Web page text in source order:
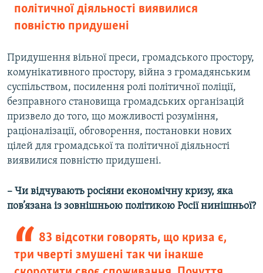
політичної діяльності виявилися
повністю придушені
Придушення вільної преси, громадського простору,
комунікативного простору, війна з громадянським
суспільством, посилення ролі політичної поліції,
безправного становища громадських організацій
призвело до того, що можливості розуміння,
раціоналізації, обговорення, постановки нових
цілей для громадської та політичної діяльності
виявилися повністю придушені.
– Чи відчувають росіяни економічну кризу, яка
пов’язана із зовнішньою політикою Росії нинішньої?
83 відсотки говорять, що криза є,
три чверті змушені так чи інакше